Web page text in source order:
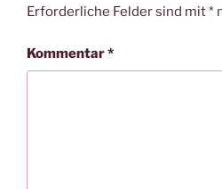
Erforderliche Felder sind mit*
Kommentar*